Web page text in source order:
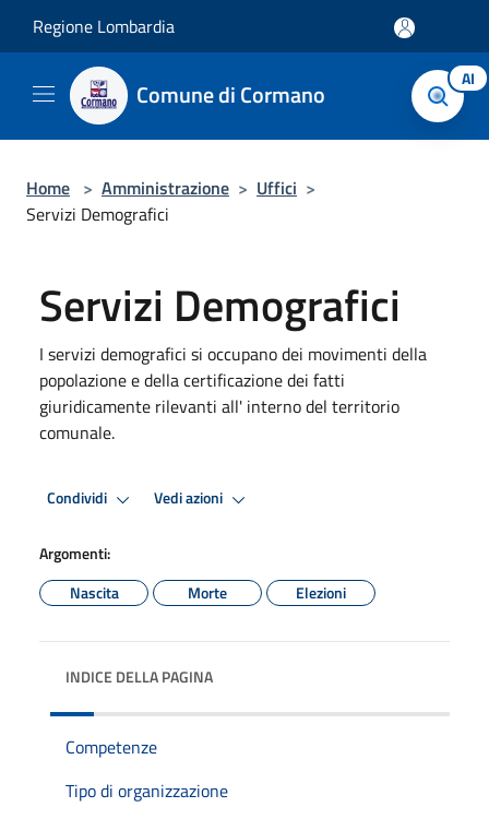
Regione Lombardia
Comune di Cormano AI
Home > Amministrazione > Uffici >
Servizi Demografici
Servizi Demografici
I servizi demografici si occupano dei movimenti della
popolazione e della certificazione dei fatti
giuridicamente rilevanti all' interno del territorio
comunale.
Condividi Vedi azioni
Argomenti:
Nascita
Morte Elezioni
INDICE DELLA PAGINA
Competenze
Tipo di organizzazione